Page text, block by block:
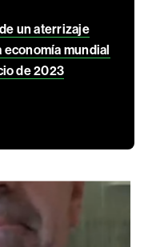
un aterrizaje
economía mundial
de 2023